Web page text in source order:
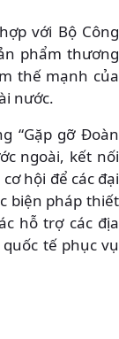
với Bộ Công
phẩm thương
thế mạnh của
nước.
“Gặp gỡ Đoàn
ngoài, kết nối
hội để các đại
biện pháp thiết
hỗ trợ các địa
tế phục vụ